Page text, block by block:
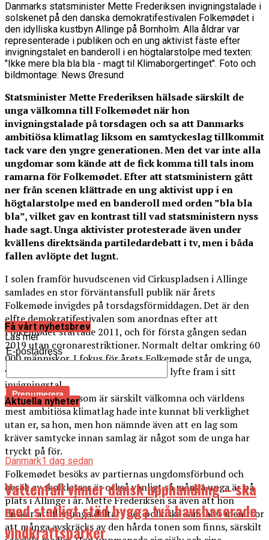
Danmarks statsminister Mette Frederiksen invigningstalade i
solskenet på den danska demokratifestivalen Folkemødet i
den idylliska kustbyn Allinge på Bornholm. Alla åldrar var
representerade i publiken och en ung aktivist fäste efter
invigningstalet en banderoll i en högtalarstolpe med texten:
"Ikke mere bla bla bla - magt til Klimaborgertinget". Foto och
bildmontage: News Øresund
Statsminister Mette Frederiksen hälsade särskilt de
unga välkomna till Folkemødet när hon
invigningstalade på torsdagen och sa att Danmarks
ambitiösa klimatlag liksom en samtyckeslag tillkommit
tack vare den yngre generationen. Men det var inte alla
ungdomar som kände att de fick komma till tals inom
ramarna för Folkemødet. Efter att statsministern gått
ner från scenen klättrade en ung aktivist upp i en
högtalarstolpe med en banderoll med orden ”bla bla
bla”, vilket gav en kontrast till vad statsministern nyss
hade sagt. Unga aktivister protesterade även under
kvällens direktsända partiledardebatt i tv, men i båda
fallen avlöpte det lugnt.
I solen framför huvudscenen vid Cirkuspladsen i Allinge
samlades en stor förväntansfull publik när årets
Folkemøde invigdes på torsdagsförmiddagen. Det är den
elfte demokratifestivalen som anordnas efter att
Folkemødet startade 2011, och för första gången sedan
2019 utan coronarestriktioner. Normalt deltar omkring 60
000 människor. I fokus för årets Folkemøde står de unga,
vilka statsminister Mette Frederiksen lyfte fram i sitt
invigningstal.
– Ni är en grupp som är särskilt välkomna och världens
mest ambitiösa klimatlag hade inte kunnat bli verklighet
utan er, sa hon, men hon nämnde även att en lag som
kräver samtycke innan samlag är något som de unga har
tryckt på för.
Folkemødet besöks av partiernas ungdomsförbund och
besök av skolklasser är också vanligt så många unga är på
plats i Allinge i år. Mette Frederiksen sa även att hon
önskar att fler unga deltar i det politiska samtalet men tror
att många avskräcks av den hårda tonen som finns, särskilt
Läs mer
Få vårt nyhetsbrev
E-postadress
Aktuella nyheter
Danmark1 dag sedan
Vattenfall vinner dansk upphandling – ska
med statligt stöd bygga två havsbaserade
vindkraftsparker